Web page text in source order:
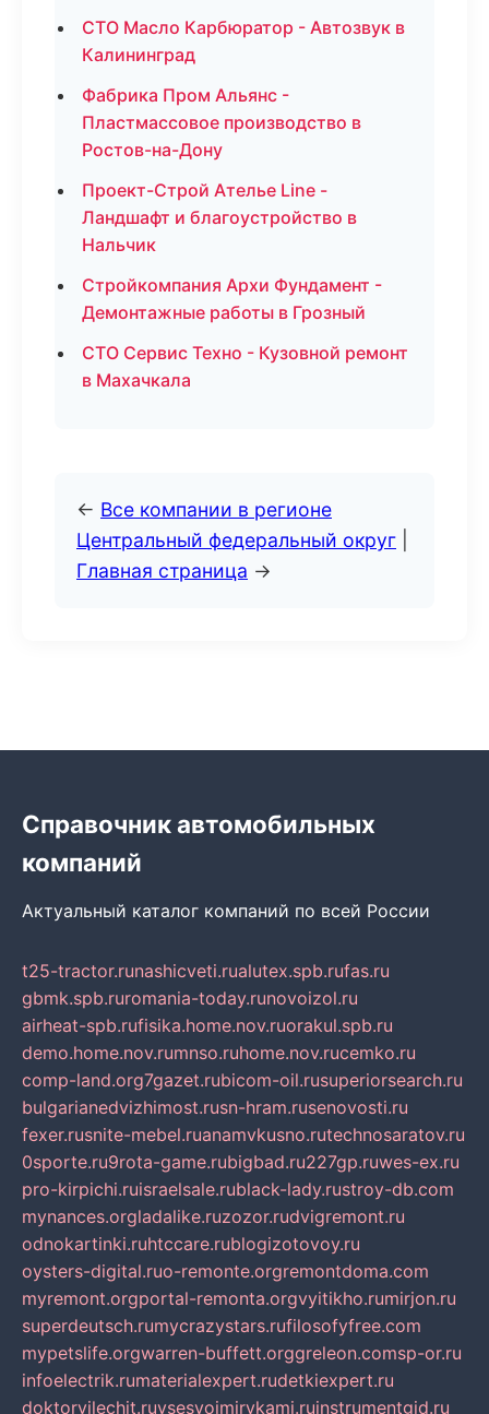
СТО Масло Карбюратор - Автозвук в
Калининград
Фабрика Пром Альянс -
Пластмассовое производство в
Ростов-на-Дону
Проект-Строй Ателье Line -
Ландшафт и благоустройство в
Нальчик
Стройкомпания Архи Фундамент -
Демонтажные работы в Грозный
СТО Сервис Техно - Кузовной ремонт
в Махачкала
← Все компании в регионе
Центральный федеральный округ
Главная страница →
Справочник автомобильных
компаний
Актуальный каталог компаний по всей России
t25-tractor.runashicveti.rualutex.spb.rufas.ru
gbmk.spb.ruromania-today.runovoizol.ru
airheat-spb.rufisika.home.nov.ruorakul.spb.ru
demo.home.nov.rumnso.ruhome.nov.rucemko.ru
comp-land.org7gazet.rubicom-oil.rusuperiorsearch.ru
bulgarianedvizhimost.rusn-hram.rusenovosti.ru
fexer.rusnite-mebel.ruanamvkusno.rutechnosaratov.ru
0sporte.ru9rota-game.rubigbad.ru227gp.ruwes-ex.ru
pro-kirpichi.ruisraelsale.rublack-lady.rustroy-db.com
mynances.orgladalike.ruzozor.rudvigremont.ru
odnokartinki.ruhtccare.rublogizotovoy.ru
oysters-digital.ruo-remonte.orgremontdoma.com
myremont.orgportal-remonta.orgvyitikho.rumirjon.ru
superdeutsch.rumycrazystars.rufilosofyfree.com
mypetslife.orgwarren-buffett.orggreleon.comsp-or.ru
infoelectrik.rumaterialexpert.rudetkiexpert.ru
doktorvilechit.ruvsesvoimirykami.ruinstrumentgid.ru